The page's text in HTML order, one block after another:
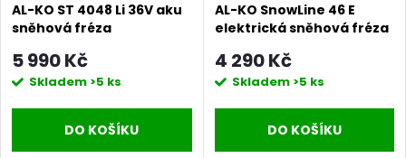
AL-KO ST 4048 Li 36V aku
sněhová fréza
5 990 Kč
Skladem >5 ks
DO KOŠÍKU
AL-KO SnowLine 46 E
elektrická sněhová fréza
4 290 Kč
Skladem >5 ks
DO KOŠÍKU